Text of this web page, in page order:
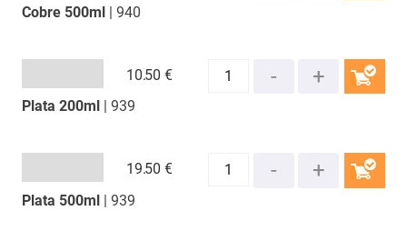
Cobre 500ml| 940
Plata 200ml | 939
10.50 €
Plata 500ml| 939
19.50 €